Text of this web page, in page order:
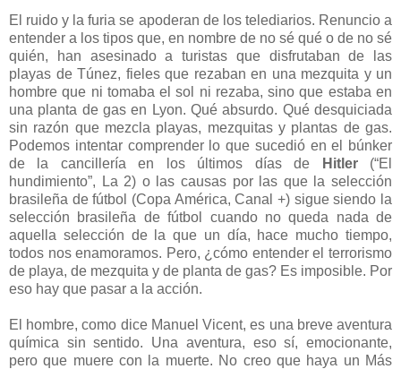
El ruido y la furia se apoderan de los telediarios. Renuncio a
entender a los tipos que, en nombre de no sé qué o de no sé
quién, han asesinado a turistas que disfrutaban de las
playas de Túnez, fieles que rezaban en una mezquita y un
hombre que ni tomaba el sol ni rezaba, sino que estaba en
una planta de gas en Lyon. Qué absurdo. Qué desquiciada
sin razón que mezcla playas, mezquitas y plantas de gas.
Podemos intentar comprender lo que sucedió en el búnker
de la cancillería en los últimos días de
Hitler (“El
hundimiento”, La 2) o las causas por las que la selección
brasileña de fútbol (Copa América, Canal +) sigue siendo la
selección brasileña de fútbol cuando no queda nada de
aquella selección de la que un día, hace mucho tiempo,
todos nos enamoramos. Pero, ¿cómo entender el terrorismo
de playa, de mezquita y de planta de gas? Es imposible. Por
eso hay que pasar a la acción.
El hombre, como dice Manuel Vicent, es una breve aventura
química sin sentido. Una aventura, eso sí, emocionante,
pero que muere con la muerte. No creo que haya un Más